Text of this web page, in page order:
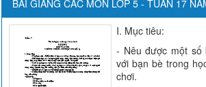
BÀI GIẢNG CÁC MÔN LỚP 5 - TUẦN 17
I. Mục tiêu:
- Nêu được một số
với bạn bè trong
chơi.